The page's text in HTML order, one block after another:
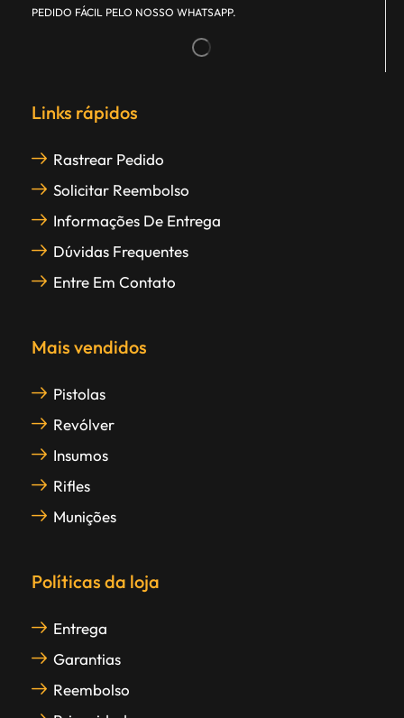
PEDIDO FÁCIL PELO NOSSO WHATSAPP.
Links rápidos
Rastrear Pedido
Solicitar Reembolso
Informações De Entrega
Dúvidas Frequentes
Entre Em Contato
Mais vendidos
Pistolas
Revólver
Insumos
Rifles
Munições
Políticas da loja
Entrega
Garantias
Reembolso